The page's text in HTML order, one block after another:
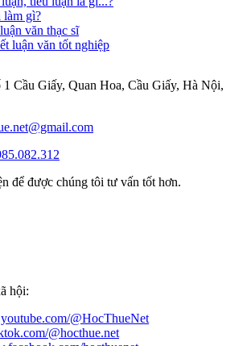
làm gì?
văn thạc sĩ
luận văn tốt nghiệp
Cầu Giấy, Quan Hoa, Cầu Giấy, Hà Nội,
để được chúng tôi tư vấn tốt hơn.
hội:
@HocThueNet
@hocthue.net